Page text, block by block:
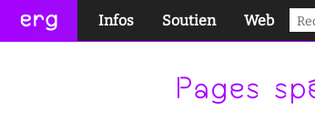
erg Infos
informations administratives
Soutien
aide à la réussite
Web
services
Pages